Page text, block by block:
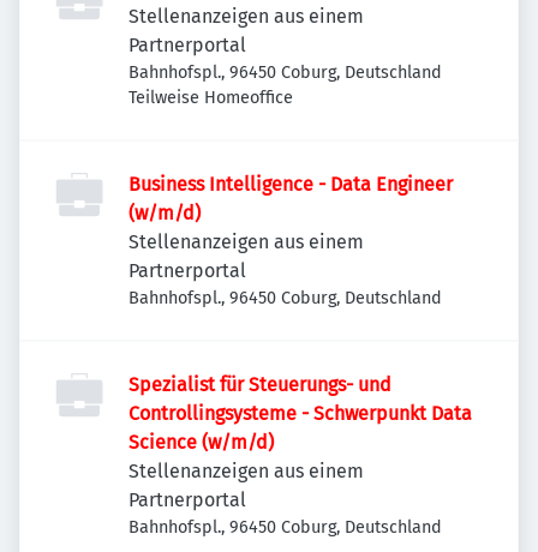
Stellenanzeigen aus einem
Partnerportal
Bahnhofspl., 96450 Coburg, Deutschland
Teilweise Homeoffice
Business Intelligence - Data Engineer
(w/m/d)
Stellenanzeigen aus einem
Partnerportal
Bahnhofspl., 96450 Coburg, Deutschland
Spezialist für Steuerungs- und
Controllingsysteme - Schwerpunkt Data
Science (w/m/d)
Stellenanzeigen aus einem
Partnerportal
Bahnhofspl., 96450 Coburg, Deutschland